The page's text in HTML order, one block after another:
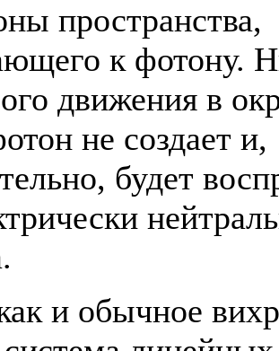
пространства,
к фотону.
движения в
не создает и,
будет
и обычное